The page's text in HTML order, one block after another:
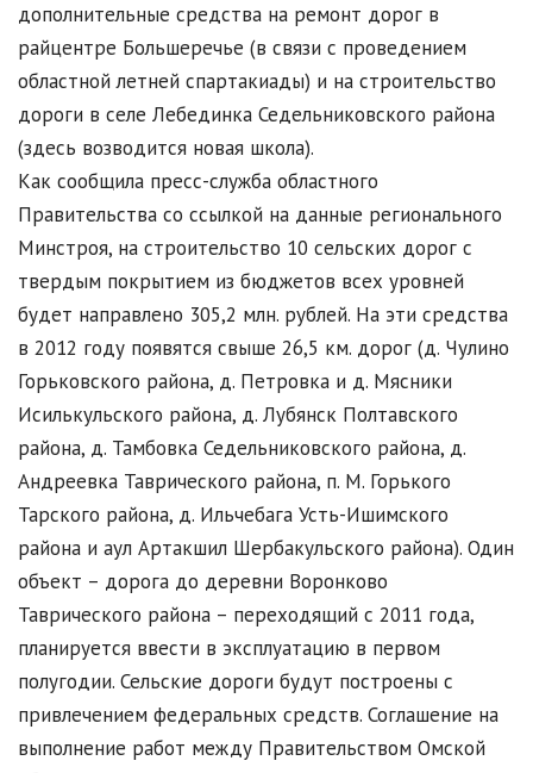
дополнительные средства на ремонт дорог в
райцентре Большеречье (в связи с проведением
областной летней спартакиады) и на строительство
дороги в селе Лебединка Седельниковского района
(здесь возводится новая школа).
Как сообщила пресс-служба областного
Правительства со ссылкой на данные регионального
Минстроя, на строительство 10 сельских дорог с
твердым покрытием из бюджетов всех уровней
будет направлено 305,2 млн. рублей. На эти средства
в 2012 году появятся свыше 26,5 км. дорог (д. Чулино
Горьковского района, д. Петровка и д. Мясники
Исилькульского района, д. Лубянск Полтавского
района, д. Тамбовка Седельниковского района, д.
Андреевка Таврического района, п. М. Горького
Тарского района, д. Ильчебага Усть-Ишимского
района и аул Артакшил Шербакульского района). Один
объект – дорога до деревни Воронково
Таврического района – переходящий с 2011 года,
планируется ввести в эксплуатацию в первом
полугодии. Сельские дороги будут построены с
привлечением федеральных средств. Соглашение на
выполнение работ между Правительством Омской